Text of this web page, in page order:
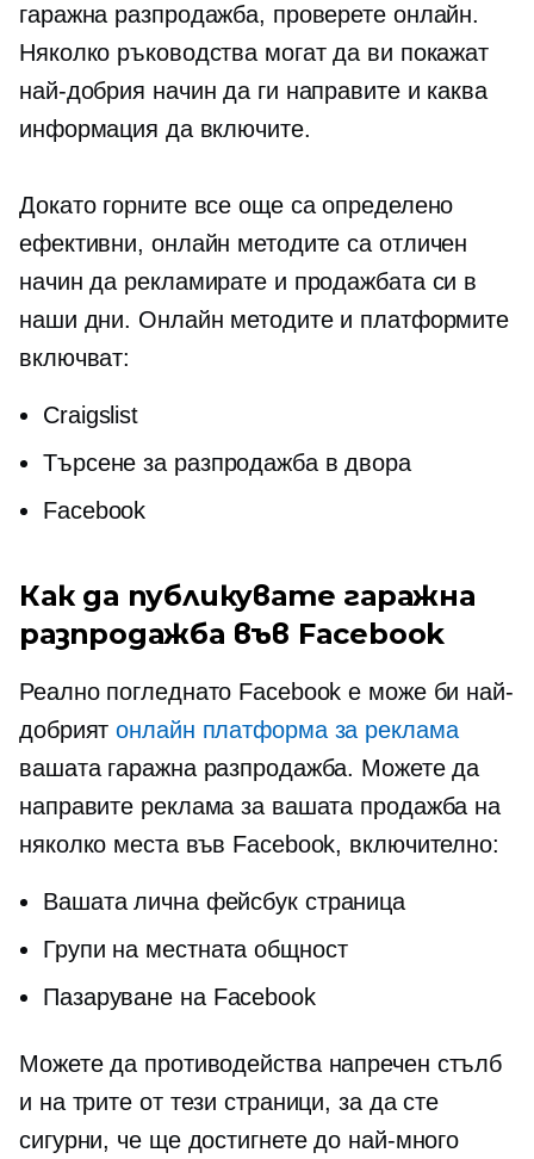
гаражна разпродажба, проверете онлайн.
Няколко ръководства могат да ви покажат
най-добрия начин да ги направите и каква
информация да включите.
Докато горните все още са определено
ефективни, онлайн методите са отличен
начин да рекламирате и продажбата си в
наши дни. Онлайн методите и платформите
включват:
Craigslist
Търсене за разпродажба в двора
Facebook
Как да публикувате гаражна
разпродажба във Facebook
Реално погледнато Facebook е може би най-
добриятонлайн платформа за реклама
вашата гаражна разпродажба. Можете да
направите реклама за вашата продажба на
няколко места във Facebook, включително:
Вашата лична фейсбук страница
Групи на местната общност
Пазаруване на Facebook
Можете да противодейства напречен стълб
и на трите от тези страници, за да сте
сигурни, че ще достигнете до най-много